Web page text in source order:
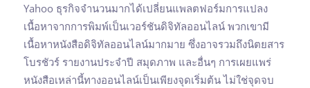
Yahoo ธุรกิจจำนวนมากได้เปลี่ยนแพลตฟอร์มการแปลง
เนื้อหาจากการพิมพ์เป็นเวอร์ชันดิจิทัลออนไลน์ พวกเขามี
เนื้อหาหนังสือดิจิทัลออนไลน์มากมาย ซึ่งอาจรวมถึงนิตยสาร
โบรชัวร์ รายงานประจำปี สมุดภาพ และอื่นๆ การเผยแพร่
หนังสือเหล่านี้ทางออนไลน์เป็นเพียงจุดเริ่มต้น ไม่ใช่จุดจบ